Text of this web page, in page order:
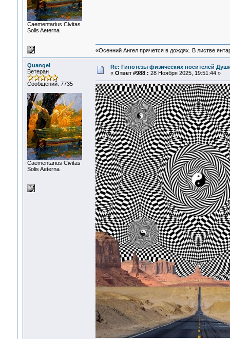
Сaementarius Civitas
Solis Aeterna
«Осенний Ангел прячется в дождях. В листве
Quangel
Ветеран
Сообщений: 7735
Сaementarius Civitas
Solis Aeterna
Re: Гипотезы физических носителей
« Ответ #988 : 28 Ноября 2025, 19:51:44 »